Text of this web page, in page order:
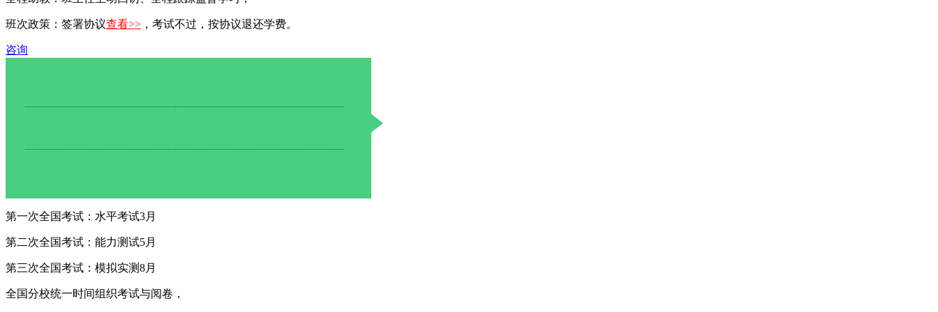
班次政策：签署协议查看>> ，考试不过，按协议退还学费。
咨询
第一次全国考试：水平考试3月
第二次全国考试：能力测试5月
第三次全国考试：模拟实测8月
全国分校统一时间组织考试与阅卷，